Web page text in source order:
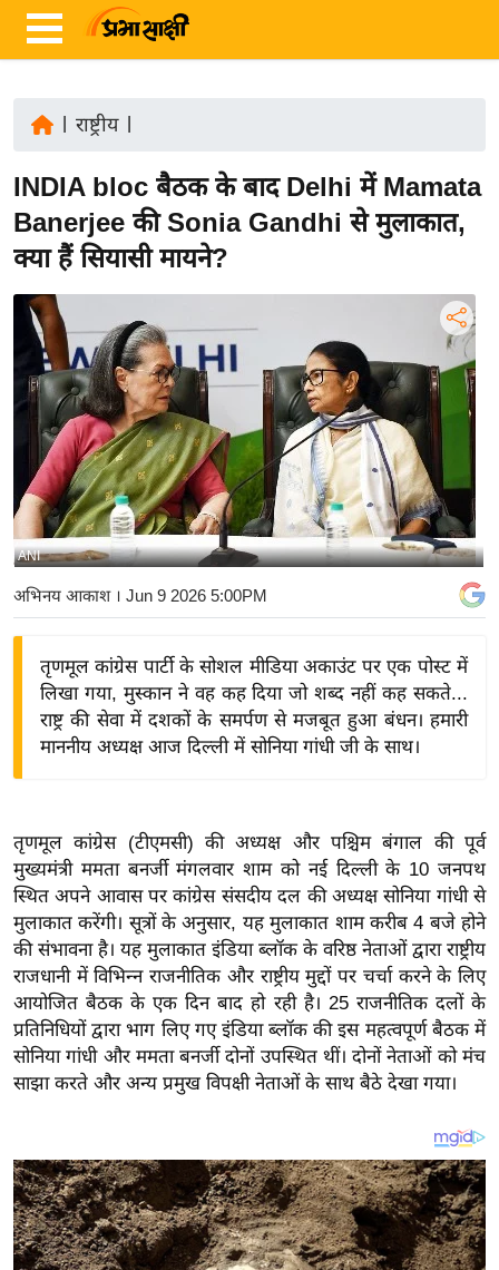
ज़ा
ख
र
रा
ष्ट्री
य
अं
र्रा
ष्ट्री
य
बि
ज़
ने
द्यो
वि
शे
ष
ज्ञ
रा
य
ब
ज
ट
ल
क्रि
के
ट
राष्ट्रीय|
INDIA bloc बैठक के बाद Delhi में Mamata
Banerjee की Sonia Gandhi से मुलाकात,
क्या हैं सियासी मायने?
ANI
अभिनय आकाश। Jun 9 2026 5:00PM
तृणमूल कांग्रेस पार्टी के सोशल मीडिया अकाउंट पर एक पोस्ट में
लिखा गया, मुस्कान ने वह कह दिया जो शब्द नहीं कह सकते...
राष्ट्र की सेवा में दशकों के समर्पण से मजबूत हुआ बंधन। हमारी
माननीय अध्यक्ष आज दिल्ली में सोनिया गांधी जी के साथ।
तृणमूल कांग्रेस (टीएमसी) की अध्यक्ष और पश्चिम बंगाल की पूर्व
मुख्यमंत्री ममता बनर्जी मंगलवार शाम को नई दिल्ली के 10 जनपथ
स्थित अपने आवास पर कांग्रेस संसदीय दल की अध्यक्ष सोनिया गांधी से
मुलाकात करेंगी। सूत्रों के अनुसार, यह मुलाकात शाम करीब 4 बजे होने
की संभावना है। यह मुलाकात इंडिया ब्लॉक के वरिष्ठ नेताओं द्वारा राष्ट्रीय
राजधानी में विभिन्न राजनीतिक और राष्ट्रीय मुद्दों पर चर्चा करने के लिए
आयोजित बैठक के एक दिन बाद हो रही है। 25 राजनीतिक दलों के
प्रतिनिधियों द्वारा भाग लिए गए इंडिया ब्लॉक की इस महत्वपूर्ण बैठक में
सोनिया गांधी और ममता बनर्जी दोनों उपस्थित थीं। दोनों नेताओं को मंच
साझा करते और अन्य प्रमुख विपक्षी नेताओं के साथ बैठे देखा गया।